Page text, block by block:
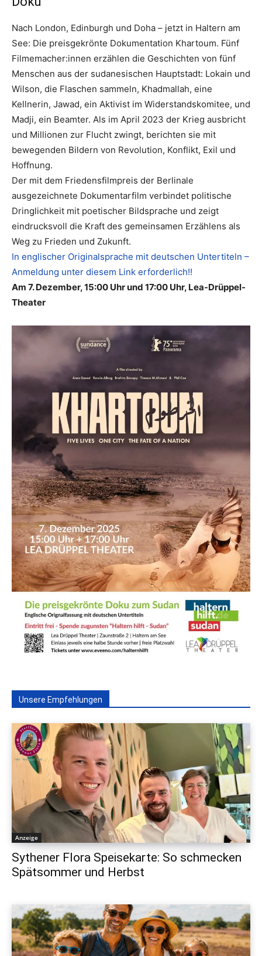
Nach London, Edinburgh und Doha – jetzt in Haltern am
See: Die preisgekrönte Dokumentation Khartoum. Fünf
Filmemacher:innen erzählen die Geschichten von fünf
Menschen aus der sudanesischen Hauptstadt: Lokain und
Wilson, die Flaschen sammeln, Khadmallah, eine
Kellnerin, Jawad, ein Aktivist im Widerstandskomitee, und
Madji, ein Beamter. Als im April 2023 der Krieg ausbricht
und Millionen zur Flucht zwingt, berichten sie mit
bewegenden Bildern von Revolution, Konflikt, Exil und
Hoffnung.
Der mit dem Friedensfilmpreis der Berlinale
ausgezeichnete Dokumentarfilm verbindet politische
Dringlichkeit mit poetischer Bildsprache und zeigt
eindrucksvoll die Kraft des gemeinsamen Erzählens als
Weg zu Frieden und Zukunft.
In englischer Originalsprache mit deutschen Untertiteln –
Anmeldung unter diesem Link erforderlich!!
Am 7. Dezember, 15:00 Uhr und 17:00 Uhr, Lea-Drüppel-
Theater
Unsere Empfehlungen
Anzeige
Sythener Flora Speisekarte: So schmecken
Spätsommer und Herbst